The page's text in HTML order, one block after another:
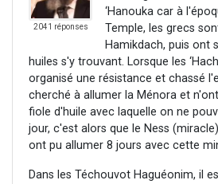
2041 réponses
‘Hanouka car à
Temple, les grecs
Hamikdach, puis ont
huiles s'y trouvant. Lorsque les
organisé une résistance et chassé
cherché à allumer la Ménora et
fiole d'huile avec laquelle on ne
jour, c'est alors que le Ness
ont pu allumer 8 jours avec cette
Dans les Téchouvot Haguéonim, il